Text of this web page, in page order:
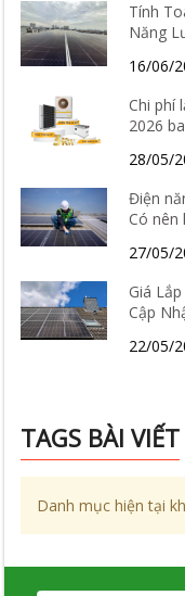
Tính
Năng
16/06/
Chi phí
2026
28/05/
Điện
Có nên
27/05/
Giá
Cập
22/05/
TAGS BÀI VIẾT
Danh mục hiện tại